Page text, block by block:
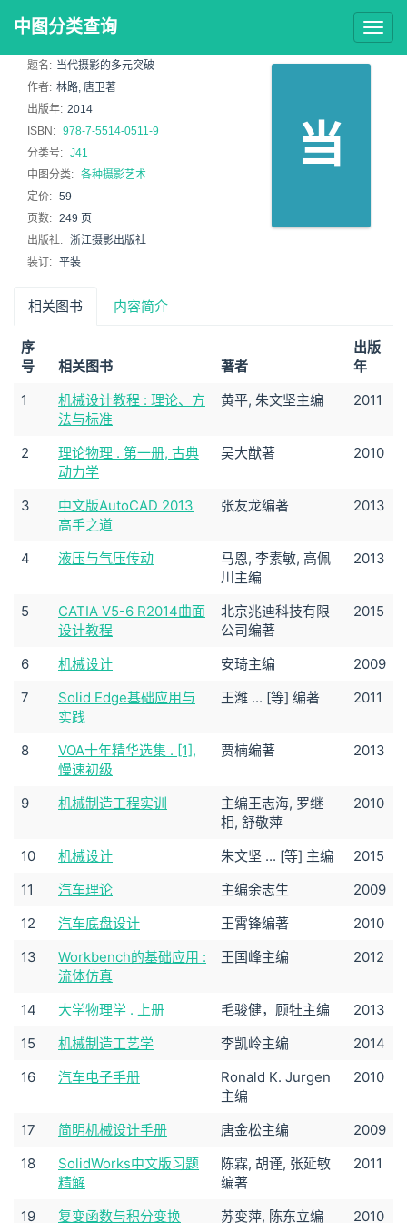
中图分类查询
当
题名: 当代摄影的多元突破
作者: 林路, 唐卫著
出版年: 2014
ISBN: 978-7-5514-0511-9
分类号: J41
中图分类: 各种摄影艺术
定价: 59
页数: 249 页
出版社: 浙江摄影出版社
装订: 平装
相关图书 内容简介
序
号
相关图书 著者
出版
年
1
机械设计教程 : 理论、方
法与标准
黄平, 朱文坚主编 2011
2
理论物理 . 第一册, 古典
动力学
吴大猷著 2010
3
中文版AutoCAD 2013
高手之道
张友龙编著 2013
4 液压与气压传动
马恩, 李素敏, 高佩
川主编
2013
5
CATIA V5-6 R2014曲面
设计教程
北京兆迪科技有限
公司编著
2015
6 机械设计 安琦主编
2009
7
Solid Edge基础应用与
实践
王潍 ... [等] 编著 2011
8
VOA十年精华选集 . [1],
慢速初级
贾楠编著 2013
9 机械制造工程实训
主编王志海, 罗继
相, 舒敬萍
2010
10 机械设计 朱文坚 ... [等] 主编
2015
11
汽车理论 主编余志生
2009
12
汽车底盘设计 王霄锋编著
2010
13
Workbench的基础应用 :
流体仿真
王国峰主编 2012
14 大学物理学 . 上册 毛骏健，顾牡主编
2013
15
机械制造工艺学 李凯岭主编
2014
16
汽车电子手册
Ronald K. Jurgen
主编
2010
17 简明机械设计手册 唐金松主编
2009
18
SolidWorks中文版习题
精解
陈霖, 胡谨, 张延敏
编著
2011
19 复变函数与积分变换 苏变萍, 陈东立编 2010